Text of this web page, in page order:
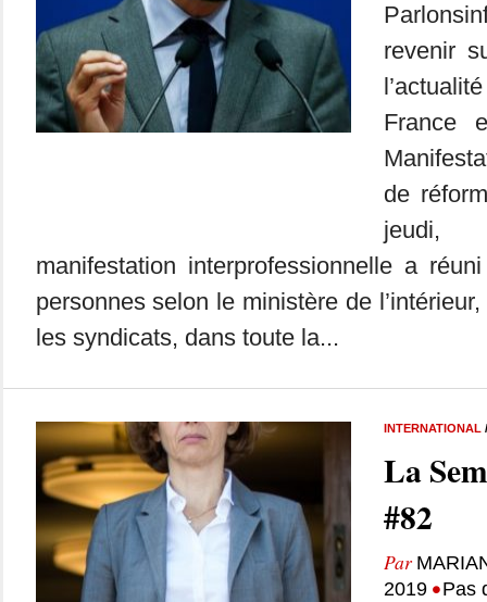
revenir
France
de
manifestation interprofessionnelle a
personnes selon le ministère de
les syndicats, dans toute la...
INTERNATIONAL
La
#82
Par
2019 •Pas